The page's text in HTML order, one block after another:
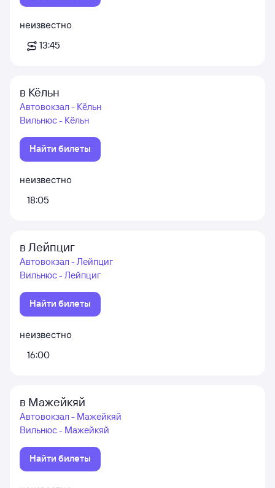
неизвестно
13:45
в Кёльн
Автовокзал - Кёльн
Вильнюс - Кёльн
Найти билеты
неизвестно
18:05
в Лейпциг
Автовокзал - Лейпциг
Вильнюс - Лейпциг
Найти билеты
неизвестно
16:00
в Мажейкяй
Автовокзал - Мажейкяй
Вильнюс - Мажейкяй
Найти билеты